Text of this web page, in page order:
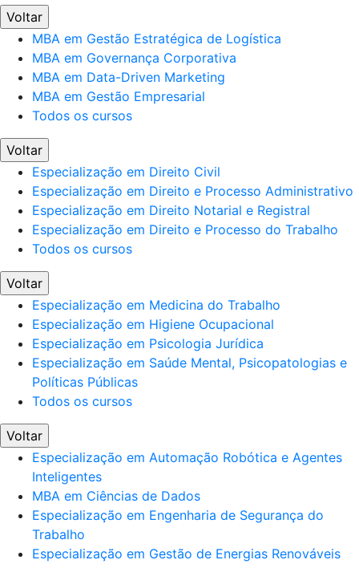
Voltar
MBA em Gestão Estratégica de Logística
MBA em Governança Corporativa
MBA em Data-Driven Marketing
MBA em Gestão Empresarial
Todos os cursos
Voltar
Especialização em Direito Civil
Especialização em Direito e Processo Administrativo
Especialização em Direito Notarial e Registral
Especialização em Direito e Processo do Trabalho
Todos os cursos
Voltar
Especialização em Medicina do Trabalho
Especialização em Higiene Ocupacional
Especialização em Psicologia Jurídica
Especialização em Saúde Mental, Psicopatologias e
Políticas Públicas
Todos os cursos
Voltar
Especialização em Automação Robótica e Agentes
Inteligentes
MBA em Ciências de Dados
Especialização em Engenharia de Segurança do
Trabalho
Especialização em Gestão de Energias Renováveis